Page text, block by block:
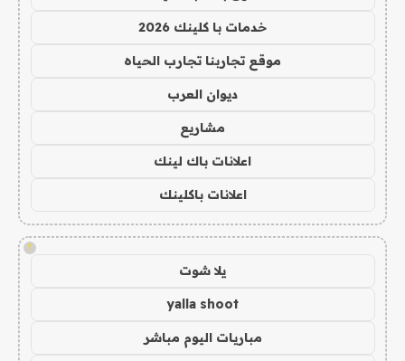
خدمات با كلينك 2026
موقع تجاربنا تجارب الحياه
ديوان العرب
مشاريع
اعلانات باك لينك
اعلانات باكلينك
!
يلا شوت
yalla shoot
مباريات اليوم مباشر